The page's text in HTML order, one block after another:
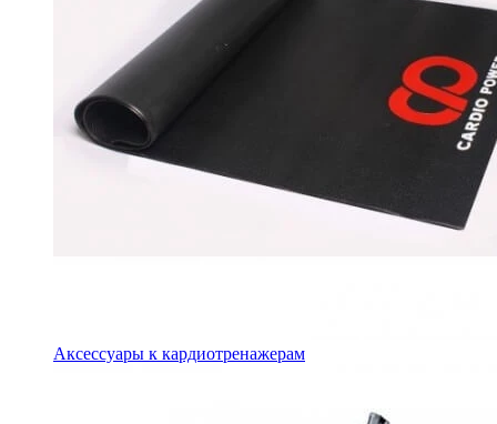
Аксессуары к кардиотренажерам